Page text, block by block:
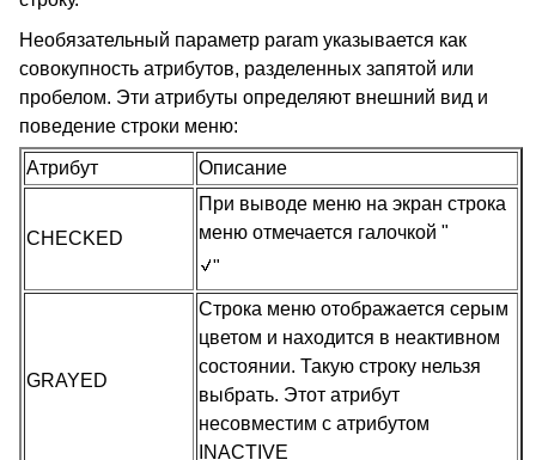
Необязательный параметр param указывается как
совокупность атрибутов, разделенных запятой или
пробелом. Эти атрибуты определяют внешний вид и
поведение строки меню:
Атрибут Описание
CHECKED
При выводе меню на экран строка
меню отмечается галочкой "
"
GRAYED
Строка меню отображается серым
цветом и находится в неактивном
состоянии. Такую строку нельзя
выбрать. Этот атрибут
несовместим с атрибутом
INACTIVE